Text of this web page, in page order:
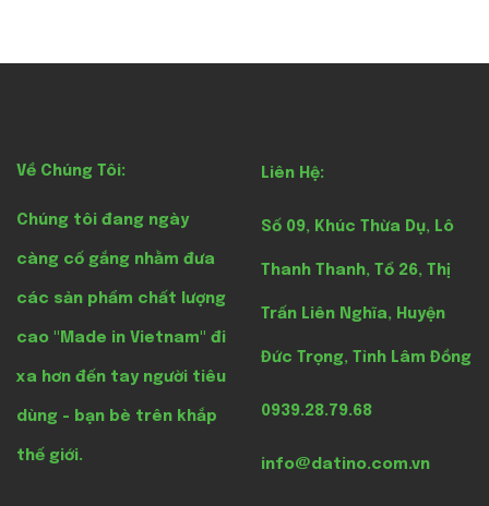
Về Chúng Tôi:
Chúng tôi đang ngày
càng cố gắng nhằm đưa
các sản phẩm chất lượng
cao "Made in Vietnam" đi
xa hơn đến tay người tiêu
dùng - bạn bè trên khắp
thế giới.
Liên Hệ:
Số 09, Khúc Thừa Dụ, Lô
Thanh Thanh, Tổ 26, Thị
Trấn Liên Nghĩa, Huyện
Đức Trọng, Tỉnh Lâm Đồng
0939.28.79.68
info@datino.com.vn